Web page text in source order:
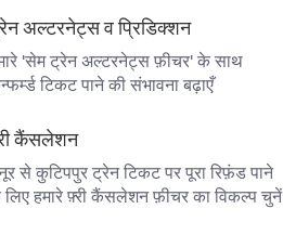
अल्टरनेट्स व प्रिडिक्शन
'सेम ट्रेन अल्टरनेट्स फ़ीचर' के साथ
टिकट पाने की संभावना बढ़ाएँ
कैंसलेशन
से कुटिपपुर ट्रेन टिकट पर पूरा रिफ़ंड पाने
हमारे फ़्री कैंसलेशन फ़ीचर का विकल्प चुनें